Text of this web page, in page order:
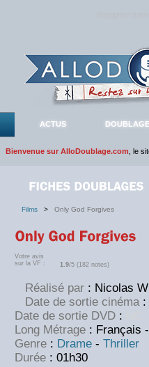
ACTUS
Bienvenue sur AlloDoublage.com , le
Films > Only God Forgives
Votre avis
sur la VF :
1.9/5 (182 notes)
Réalisé par : Nicolas
Date de sortie cinéma :
Date de sortie DVD :
Long Métrage : Français
Genre : Drame - Thriller
Durée : 01h30